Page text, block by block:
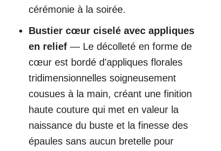
cérémonie à la soirée.
Bustier cœur ciselé avec appliques
en relief — Le décolleté en forme de
cœur est bordé d'appliques florales
tridimensionnelles soigneusement
cousues à la main, créant une finition
haute couture qui met en valeur la
naissance du buste et la finesse des
épaules sans aucun bretelle pour